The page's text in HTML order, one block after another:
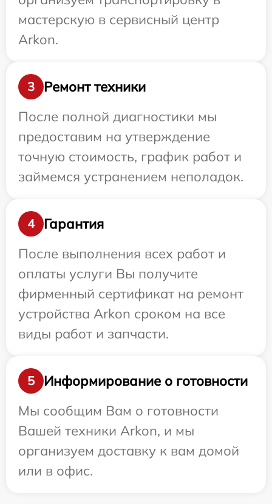
мастерскую в сервисный центр
Arkon.
3
Ремонт техники
После полной диагностики мы
предоставим на утверждение
точную стоимость, график работ и
займемся устранением неполадок.
4
Гарантия
После выполнения всех работ и
оплаты услуги Вы получите
фирменный сертификат на ремонт
устройства Arkon сроком на все
виды работ и запчасти.
5
Информирование о готовности
Мы сообщим Вам о готовности
Вашей техники Arkon, и мы
организуем доставку к вам домой
или в офис.